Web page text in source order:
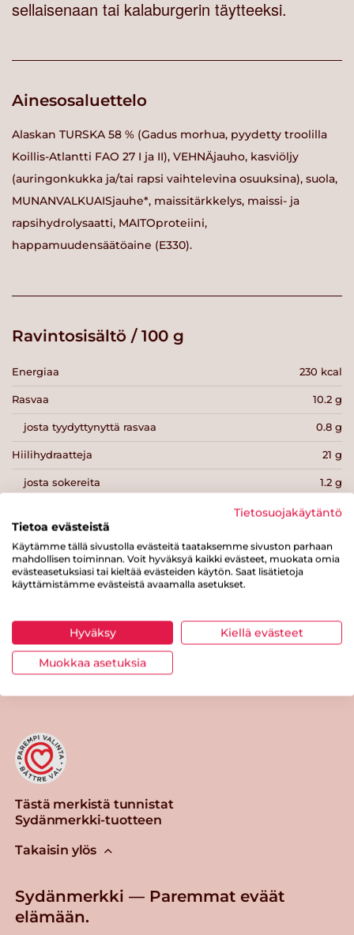
sellaisenaan tai kalaburgerin täytteeksi.
Ainesosaluettelo
Alaskan TURSKA 58 % (Gadus morhua, pyydetty troolilla
Koillis-Atlantti FAO 27 I ja II), VEHNÄjauho, kasviöljy
(auringonkukka ja/tai rapsi vaihtelevina osuuksina), suola,
MUNANVALKUAISjauhe*, maissitärkkelys, maissi- ja
rapsihydrolysaatti, MAITOproteiini,
happamuudensäätöaine (E330).
Ravintosisältö / 100 g
Energiaa 230 kcal
Rasvaa 10.2 g
josta tyydyttynyttä rasvaa 0.8 g
Hiilihydraatteja 21 g
josta sokereita 1.2 g
0.4 g
Suolaa 1 g
Tulosta sivu
Tästä merkistä tunnistat
Sydänmerkki-tuotteen
Takaisin ylös
Sydänmerkki — Paremmat eväät
elämään.
Tietosuojakäytäntö
Tietoa evästeistä
Käytämme tällä sivustolla evästeitä taataksemme sivuston parhaan
mahdollisen toiminnan. Voit hyväksyä kaikki evästeet, muokata omia
evästeasetuksiasi tai kieltää evästeiden käytön. Saat lisätietoja
käyttämistämme evästeistä avaamalla asetukset.
Hyväksy Kiellä evästeet
Muokkaa asetuksia